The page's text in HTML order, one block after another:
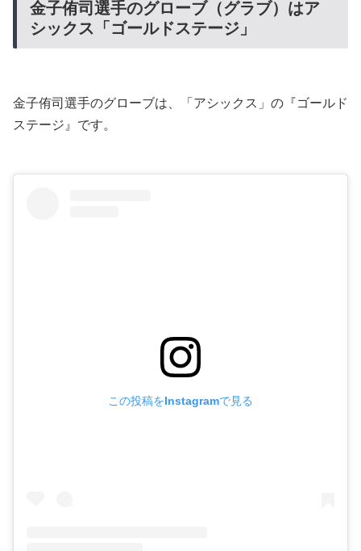
金子侑司選手のグローブ（グラブ）はア
シックス「ゴールドステージ」
金子侑司選手のグローブは、「アシックス」の『ゴールド
ステージ』です。
この投稿をInstagramで見る